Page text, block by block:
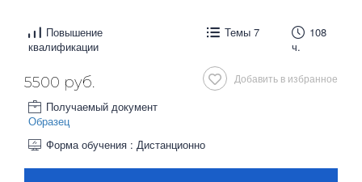
Повышение
квалификации
Темы 7
108
ч.
Добавить в избранное
5500 руб.
Получаемый документ
Образец
Форма обучения : Дистанционно